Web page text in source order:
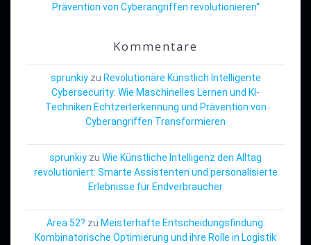
Prävention von Cyberangriffen revolutionieren“
Kommentare
sprunkiyzu Revolutionäre Künstlich Intelligente
Cybersecurity: Wie Maschinelles Lernen und KI-
Techniken Echtzeiterkennung und Prävention von
Cyberangriffen Transformieren
sprunkiy zu Wie Künstliche Intelligenz den Alltag
revolutioniert: Smarte Assistenten und personalisierte
Erlebnisse für Endverbraucher
Area 52? zu Meisterhafte Entscheidungsfindung:
Kombinatorische Optimierung und ihre Rolle in Logistik